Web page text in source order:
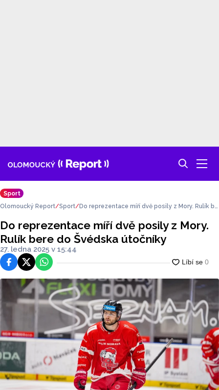
Sport
Olomoucký Report Sport
Do reprezentace míří dvě posily z Mory. Rulík be
Do reprezentace míří dvě posily z Mory.
Rulík bere do Švédska útočníky
27. ledna 2025 v 15:44
FacebookPlatforma X
WhatsApp